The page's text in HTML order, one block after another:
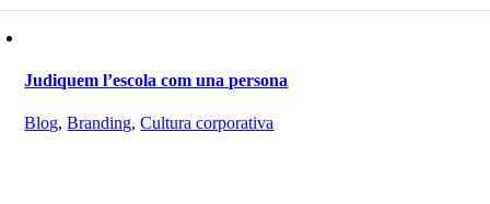
Judiquem l’escola com una persona
Blog,Branding,Cultura corporativa